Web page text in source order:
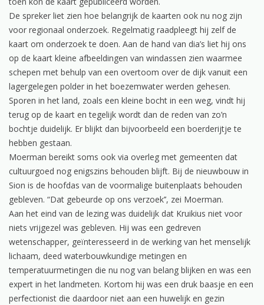
De spreker liet zien hoe belangrijk de kaarten ook nu nog zijn
voor regionaal onderzoek. Regelmatig raadpleegt hij zelf de
kaart om onderzoek te doen. Aan de hand van dia’s liet hij ons
op de kaart kleine afbeeldingen van windassen zien waarmee
schepen met behulp van een overtoom over de dijk vanuit een
lagergelegen polder in het boezemwater werden gehesen.
Sporen in het land, zoals een kleine bocht in een weg, vindt hij
terug op de kaart en tegelijk wordt dan de reden van zo’n
bochtje duidelijk. Er blijkt dan bijvoorbeeld een boerderijtje te
hebben gestaan.
Moerman bereikt soms ook via overleg met gemeenten dat
cultuurgoed nog enigszins behouden blijft. Bij de nieuwbouw in
Sion is de hoofdas van de voormalige buitenplaats behouden
gebleven. “Dat gebeurde op ons verzoek’’, zei Moerman.
Aan het eind van de lezing was duidelijk dat Kruikius niet voor
niets vrijgezel was gebleven. Hij was een gedreven
wetenschapper, geïnteresseerd in de werking van het menselijk
lichaam, deed waterbouwkundige metingen en
temperatuurmetingen die nu nog van belang blijken en was een
expert in het landmeten. Kortom hij was een druk baasje en een
perfectionist die daardoor niet aan een huwelijk en gezin